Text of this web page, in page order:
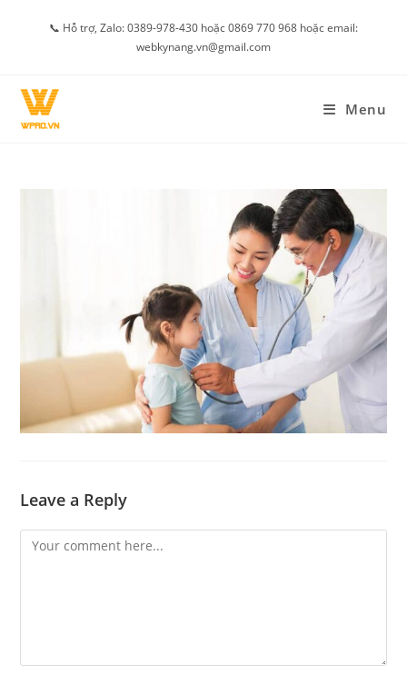
📞 Hỗ trợ, Zalo: 0389-978-430 hoặc 0869 770 968 hoặc email:
webkynang.vn@gmail.com
Menu
Leave a Reply
Comment